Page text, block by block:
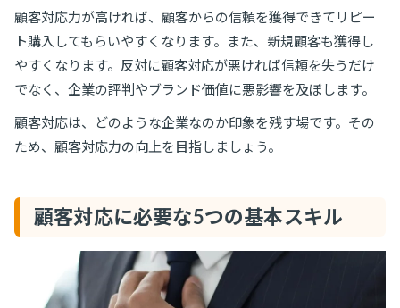
顧客対応力が高ければ、顧客からの信頼を獲得できてリピー
ト購入してもらいやすくなります。また、新規顧客も獲得し
やすくなります。反対に顧客対応が悪ければ信頼を失うだけ
でなく、企業の評判やブランド価値に悪影響を及ぼします。
顧客対応は、どのような企業なのか印象を残す場です。その
ため、顧客対応力の向上を目指しましょう。
顧客対応に必要な5つの基本スキル